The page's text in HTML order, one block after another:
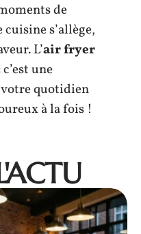
de
s’allège,
L’air fryer
une
quotidien
à la fois !